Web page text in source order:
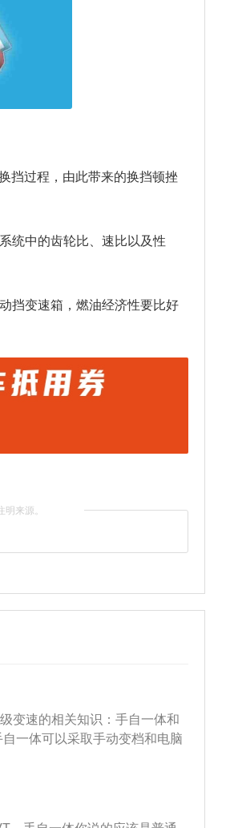
挡过程，由此带来的换挡顿挫
统中的齿轮比、速比以及性
挡变速箱，燃油经济性要比好
来源。
变速的相关知识：手自一体和
一体可以采取手动变档和电脑
别是它省去复杂而又笨重的齿
，简称CVT。发明这
称为无段变速箱或者无级变速